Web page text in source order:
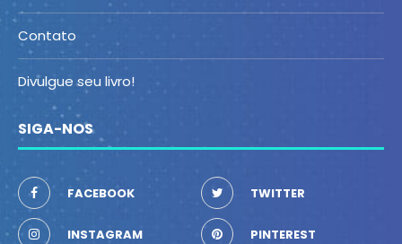
Contato
Divulgue seu livro!
SIGA-NOS
FACEBOOK TWITTER
INSTAGRAM PINTEREST